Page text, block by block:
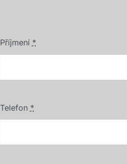
Příjmení *
Telefon *